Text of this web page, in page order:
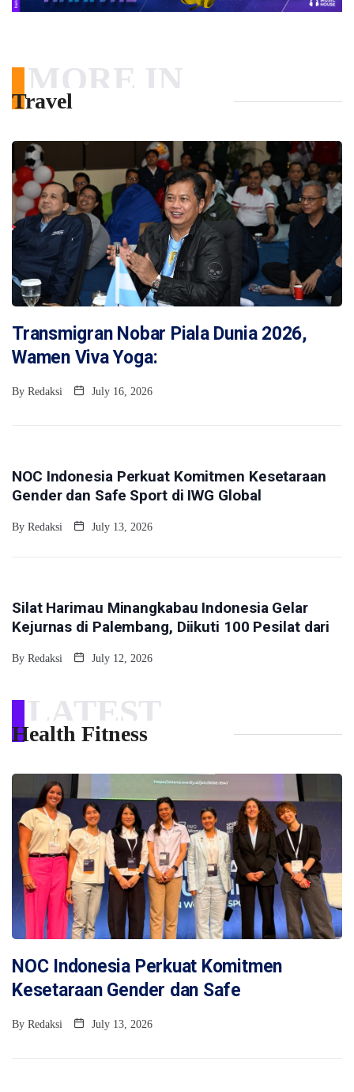
MORE IN
Travel
Transmigran Nobar Piala Dunia 2026,
Wamen Viva Yoga:
By Redaksi July 16, 2026
NOC Indonesia Perkuat Komitmen Kesetaraan
Gender dan Safe Sport di IWG Global
By Redaksi July 13, 2026
Silat Harimau Minangkabau Indonesia Gelar
Kejurnas di Palembang, Diikuti 100 Pesilat dari
By Redaksi July 12, 2026
LATEST
Health Fitness
NOC Indonesia Perkuat Komitmen
Kesetaraan Gender dan Safe
By Redaksi July 13, 2026